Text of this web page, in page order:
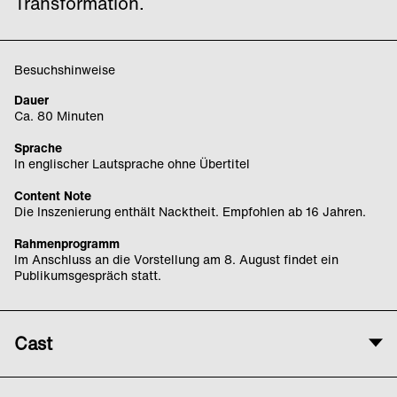
Besuchshinweise
Dauer
Ca. 80 Minuten
Sprache
In englischer Lautsprache ohne Übertitel
Content Note
Die Inszenierung enthält Nacktheit. Empfohlen ab 16 Jahren.
Rahmenprogramm
Im Anschluss an die Vorstellung am 8. August findet ein
Publikumsgespräch statt.
Cast